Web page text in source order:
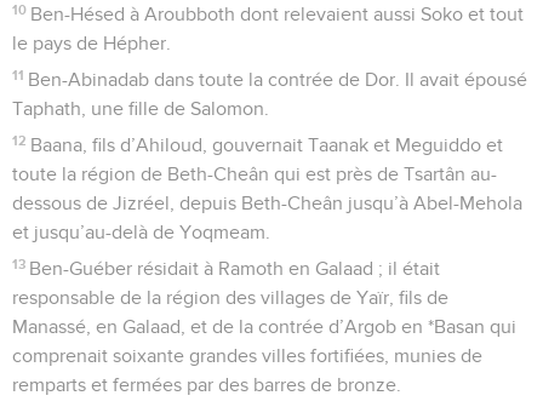
10 Ben-Hésed à Aroubboth dont relevaient aussi Soko et tout
le pays de Hépher.
11 Ben-Abinadab dans toute la contrée de Dor. Il avait épousé
Taphath, une fille de Salomon.
12 Baana, fils d’Ahiloud, gouvernait Taanak et Meguiddo et
toute la région de Beth-Cheân qui est près de Tsartân au-
dessous de Jizréel, depuis Beth-Cheân jusqu’à Abel-Mehola
et jusqu’au-delà de Yoqmeam.
13 Ben-Guéber résidait à Ramoth en Galaad ; il était
responsable de la région des villages de Yaïr, fils de
Manassé, en Galaad, et de la contrée d’Argob en *Basan qui
comprenait soixante grandes villes fortifiées, munies de
remparts et fermées par des barres de bronze.